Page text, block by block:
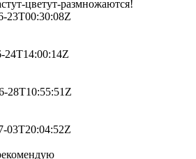
цветут-размножаются!
23T00:30:08Z
24T14:00:14Z
28T10:55:51Z
03T20:04:52Z